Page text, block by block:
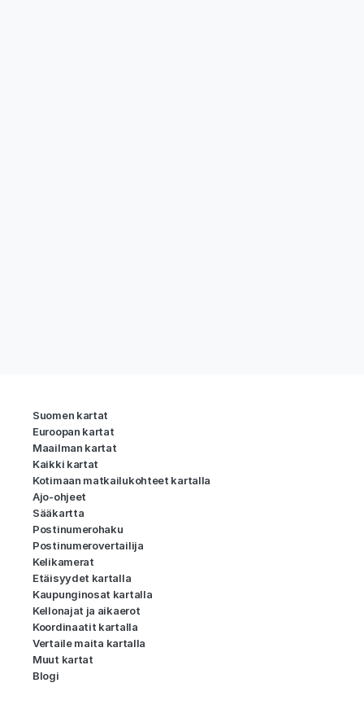
Suomen kartat
Euroopan kartat
Maailman kartat
Kaikki kartat
Kotimaan matkailukohteet kartalla
Ajo-ohjeet
Sääkartta
Postinumerohaku
Postinumerovertailija
Kelikamerat
Etäisyydet kartalla
Kaupunginosat kartalla
Kellonajat ja aikaerot
Koordinaatit kartalla
Vertaile maita kartalla
Muut kartat
Blogi